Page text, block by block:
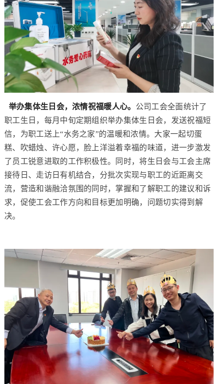
举办集体生日会，浓情祝福暖人心。 公司工会全面统计了
职工生日，每月中旬定期组织举办集体生日会，发送祝福短
信，为职工送上“水务之家”的温暖和浓情。大家一起切蛋
糕、吹蜡烛、许心愿，脸上洋溢着幸福的味道，进一步激发
了员工锐意进取的工作积极性。同时，将生日会与工会主席
接待日、走访日有机结合，分批次实现与职工的近距离交
流，营造和谐融洽氛围的同时，掌握和了解职工的建议和诉
求，促使工会工作方向和目标更加明确，问题切实得到解
决。